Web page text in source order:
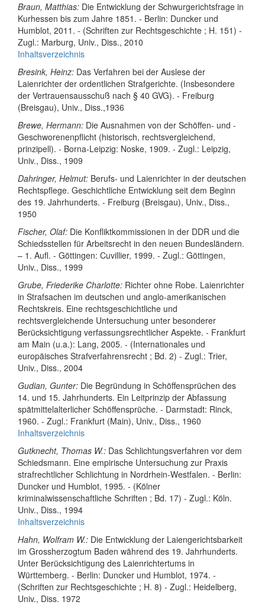
Braun, Matthias: Die Entwicklung der Schwurgerichtsfrage in
Kurhessen bis zum Jahre 1851. - Berlin: Duncker und
Humblot, 2011. - (Schriften zur Rechtsgeschichte ; H. 151) -
Zugl.: Marburg, Univ., Diss., 2010
Inhaltsverzeichnis
Bresink, Heinz: Das Verfahren bei der Auslese der
Laienrichter der ordentlichen Strafgerichte. (Insbesondere
der Vertrauensausschuß nach § 40 GVG). - Freiburg
(Breisgau), Univ., Diss.,1936
Brewe, Hermann: Die Ausnahmen von der Schöffen- und -
Geschworenenpflicht (historisch, rechtsvergleichend,
prinzipell). - Borna-Leipzig: Noske, 1909. - Zugl.: Leipzig,
Univ., Diss., 1909
Dahringer, Helmut: Berufs- und Laienrichter in der deutschen
Rechtspflege. Geschichtliche Entwicklung seit dem Beginn
des 19. Jahrhunderts. - Freiburg (Breisgau), Univ., Diss.,
1950
Fischer, Olaf: Die Konfliktkommissionen in der DDR und die
Schiedsstellen für Arbeitsrecht in den neuen Bundesländern.
– 1. Aufl. - Göttingen: Cuvillier, 1999. - Zugl.: Göttingen,
Univ., Diss., 1999
Grube, Friederike Charlotte: Richter ohne Robe. Laienrichter
in Strafsachen im deutschen und anglo-amerikanischen
Rechtskreis. Eine rechtsgeschichtliche und
rechtsvergleichende Untersuchung unter besonderer
Berücksichtigung verfassungsrechtlicher Aspekte. - Frankfurt
am Main (u.a.): Lang, 2005. - (Internationales und
europäisches Strafverfahrensrecht ; Bd. 2) - Zugl.: Trier,
Univ., Diss., 2004
Gudian, Gunter: Die Begründung in Schöffensprüchen des
14. und 15. Jahrhunderts. Ein Leitprinzip der Abfassung
spätmittelalterlicher Schöffensprüche. - Darmstadt: Rinck,
1960. - Zugl.: Frankfurt (Main), Univ., Diss., 1960
Inhaltsverzeichnis
Gutknecht, Thomas W.: Das Schlichtungsverfahren vor dem
Schiedsmann. Eine empirische Untersuchung zur Praxis
strafrechtlicher Schlichtung in Nordrhein-Westfalen. - Berlin:
Duncker und Humblot, 1995. - (Kölner
kriminalwissenschaftliche Schriften ; Bd. 17) - Zugl.: Köln.
Univ., Diss., 1994
Inhaltsverzeichnis
Hahn, Wolfram W.: Die Entwicklung der Laiengerichtsbarkeit
im Grossherzogtum Baden während des 19. Jahrhunderts.
Unter Berücksichtigung des Laienrichtertums in
Württemberg. - Berlin: Duncker und Humblot, 1974. -
(Schriften zur Rechtsgeschichte ; H. 8) - Zugl.: Heidelberg,
Univ., Diss. 1972